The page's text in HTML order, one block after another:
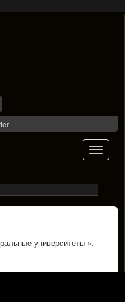
Toggle
университеты ».